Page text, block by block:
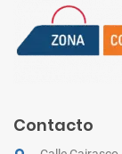
Contacto